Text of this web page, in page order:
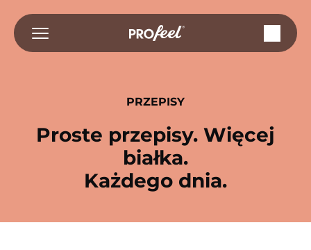
treści
PRZEPISY
Proste przepisy. Więcej
białka.
Każdego dnia.